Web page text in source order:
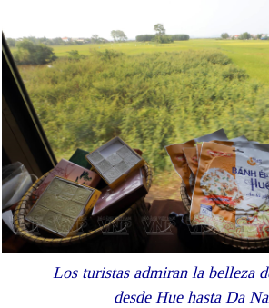
Los turistas admiran la belleza
desde Hue hasta Da